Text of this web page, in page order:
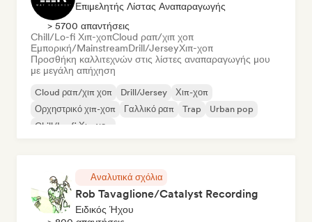
Επιμελητής Λίστας Αναπαραγωγής
> 5700 απαντήσεις
Chill/Lo-fi Χιπ-χοπCloud ραπ/χιπ χοπ
Εμπορική/MainstreamDrill/JerseyΧιπ-χοπ
Προσθήκη καλλιτεχνών στις λίστες αναπαραγωγής μου
με μεγάλη απήχηση
Cloud ραπ/χιπ χοπ Drill/Jersey
Χιπ-χοπ
Ορχηστρικό χιπ-χοπ
Γαλλικό ραπ Trap
Urban pop
Chill/Lo-fi Χιπ-χοπ
Αναλυτικά σχόλια
Rob Tavaglione/Catalyst Recording
Ειδικός Ήχου